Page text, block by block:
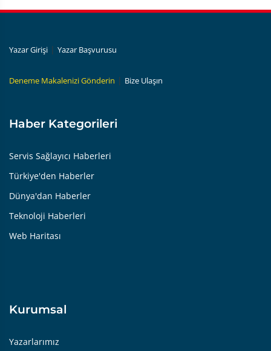
Yazar Girişi | Yazar Başvurusu
Deneme Makalenizi Gönderin | Bize Ulaşın
Haber Kategorileri
Servis Sağlayıcı Haberleri
Türkiye'den Haberler
Dünya'dan Haberler
Teknoloji Haberleri
Web Haritası
Kurumsal
Yazarlarımız